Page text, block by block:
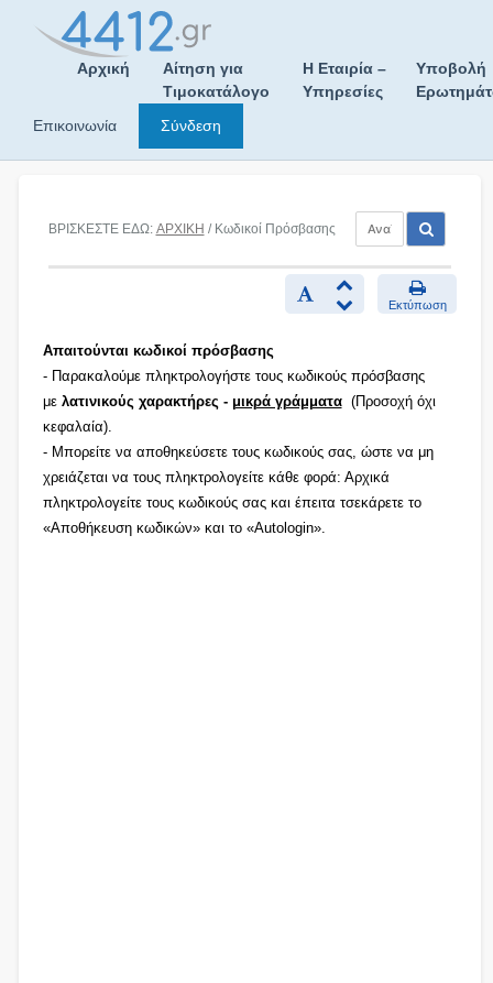
Αρχική
Αίτηση για
Τιμοκατάλογο
Η Εταιρία –
Υπηρεσίες
Υποβολή
Επικοινωνία
Σύνδεση
ΒΡΙΣΚΕΣΤΕ ΕΔΩ: ΑΡΧΙΚΗ / Κωδικοί Πρόσβασης
Εκτύπωση
Απαιτούνται κωδικοί πρόσβασης
- Παρακαλούμε πληκτρολογήστε τους κωδικούς πρόσβασης
με λατινικούς χαρακτήρες - μικρά γράμματα(Προσοχή όχι
κεφαλαία).
- Μπορείτε να αποθηκεύσετε τους κωδικούς σας, ώστε να μη
χρειάζεται να τους πληκτρολογείτε κάθε φορά: Αρχικά
πληκτρολογείτε τους κωδικούς σας και έπειτα τσεκάρετε το
«Αποθήκευση κωδικών» και το «Autologin».